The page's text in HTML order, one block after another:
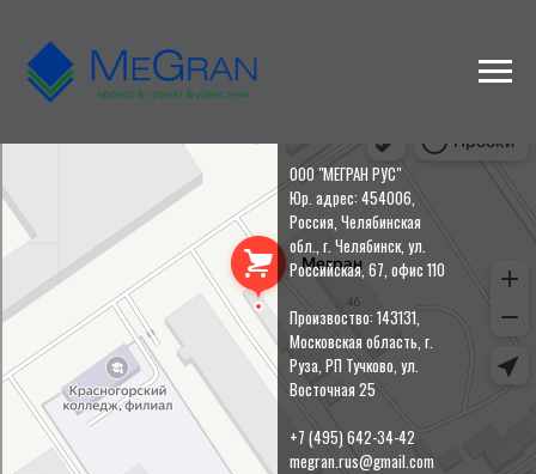
ООО "МЕГРАН РУС"
Юр. адрес: 454006,
Россия, Челябинская
обл., г. Челябинск, ул.
Российская, 67, офис 110
Произвоство: 143131,
Московская область, г.
Руза, РП Тучково, ул.
Восточная 25
+7 (495) 642-34-42
megran.rus@gmail.com